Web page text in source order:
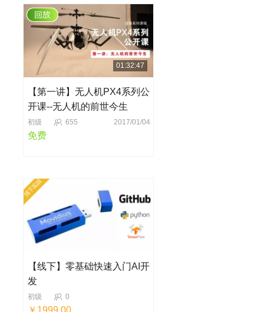
01:32:47
【第一讲】无人机PX4系列公
开课--无人机的前世今生
初级 655 2017/01/04
免费
【线下】零基础快速入门AI开
发
初级 0
￥1999.00